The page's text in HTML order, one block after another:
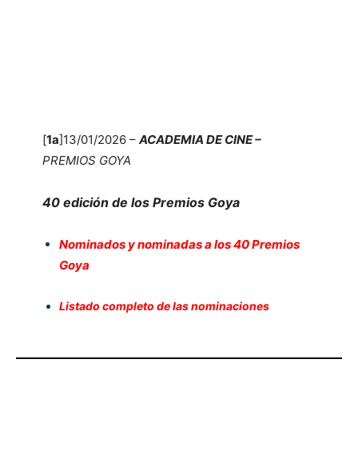
[1a]13/01/2026 – ACADEMIA DE CINE –
PREMIOS GOYA
40edición de los Premios Goya
Nominados y nominadas a los 40 Premios
Goya
Listado completo de las nominaciones